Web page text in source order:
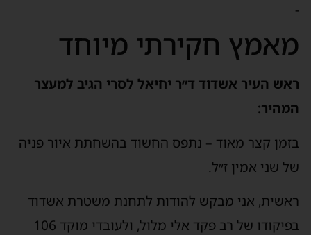
-
מאמץ חקירתי מיוחד
ראש העיר אשדוד ד״ר יחיאל לסרי הגיב למעצר
המהיר:
בזמן קצר מאוד – נתפס החשוד בהשחתת איור פניה
של שני אמין ז״ל.
ראשית, אני מבקש להודות לתחנת משטרת אשדוד
בפיקודו של רב פקד אלי מלול, ולעובדי מוקד 106